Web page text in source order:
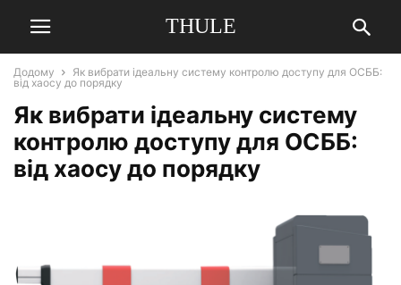
THULE
Додому
Як вибрати ідеальну систему контролю доступу для ОСББ:
від хаосу до порядку
Як вибрати ідеальну систему
контролю доступу для ОСББ:
від хаосу до порядку